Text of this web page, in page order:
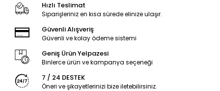
Hızlı Teslimat
Siparişleriniz en kısa sürede elinize ulaşır.
Güvenli Alışveriş
Güvenli ve kolay ödeme sistemi
Geniş Ürün Yelpazesi
Binlerce ürün ve kampanya seçeneği
7 / 24 DESTEK
Öneri ve şikayetlerinizi bize iletebilirsiniz.